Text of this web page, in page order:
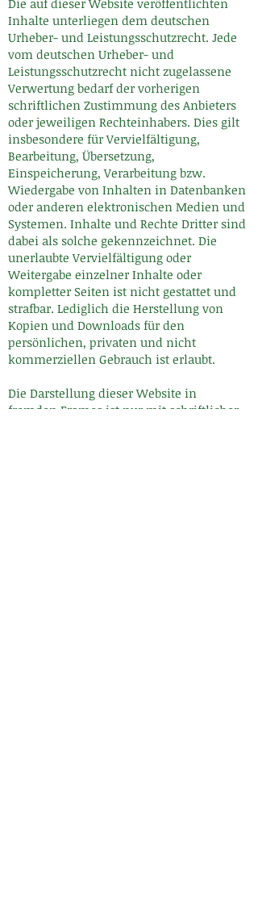
Die auf dieser Website veröffentlichten
Inhalte unterliegen dem deutschen
Urheber- und Leistungsschutzrecht. Jede
vom deutschen Urheber- und
Leistungsschutzrecht nicht zugelassene
Verwertung bedarf der vorherigen
schriftlichen Zustimmung des Anbieters
oder jeweiligen Rechteinhabers. Dies gilt
insbesondere für Vervielfältigung,
Bearbeitung, Übersetzung,
Einspeicherung, Verarbeitung bzw.
Wiedergabe von Inhalten in Datenbanken
oder anderen elektronischen Medien und
Systemen. Inhalte und Rechte Dritter sind
dabei als solche gekennzeichnet. Die
unerlaubte Vervielfältigung oder
Weitergabe einzelner Inhalte oder
kompletter Seiten ist nicht gestattet und
strafbar. Lediglich die Herstellung von
Kopien und Downloads für den
persönlichen, privaten und nicht
kommerziellen Gebrauch ist erlaubt.
Die Darstellung dieser Website in
fremden Frames ist nur mit schriftlicher